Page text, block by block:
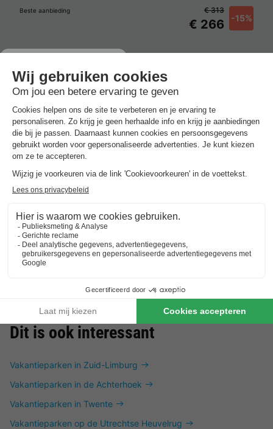
Beste aanbieding
€ 266 -15%
€ 313
Vakantieparken met zwembad in
Eure
Beste aanbiedingvoor 3 overnachtingen
Center Parcs Les Bois-Francs
Frankrijk-Haute normandië
Beste aanbieding
Dit is ook interessant
Vakantieparken in Zuid-Limburg
Vakantieparken in de Achterhoek
Vakantieparken in Twente
Vakantieparken op de Utrechtse Heuvelrug